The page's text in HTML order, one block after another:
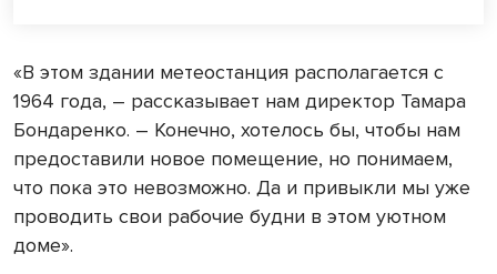
«В этом здании метеостанция располагается с
1964 года, – рассказывает нам директор Тамара
Бондаренко. – Конечно, хотелось бы, чтобы нам
предоставили новое помещение, но понимаем,
что пока это невозможно. Да и привыкли мы уже
проводить свои рабочие будни в этом уютном
доме».